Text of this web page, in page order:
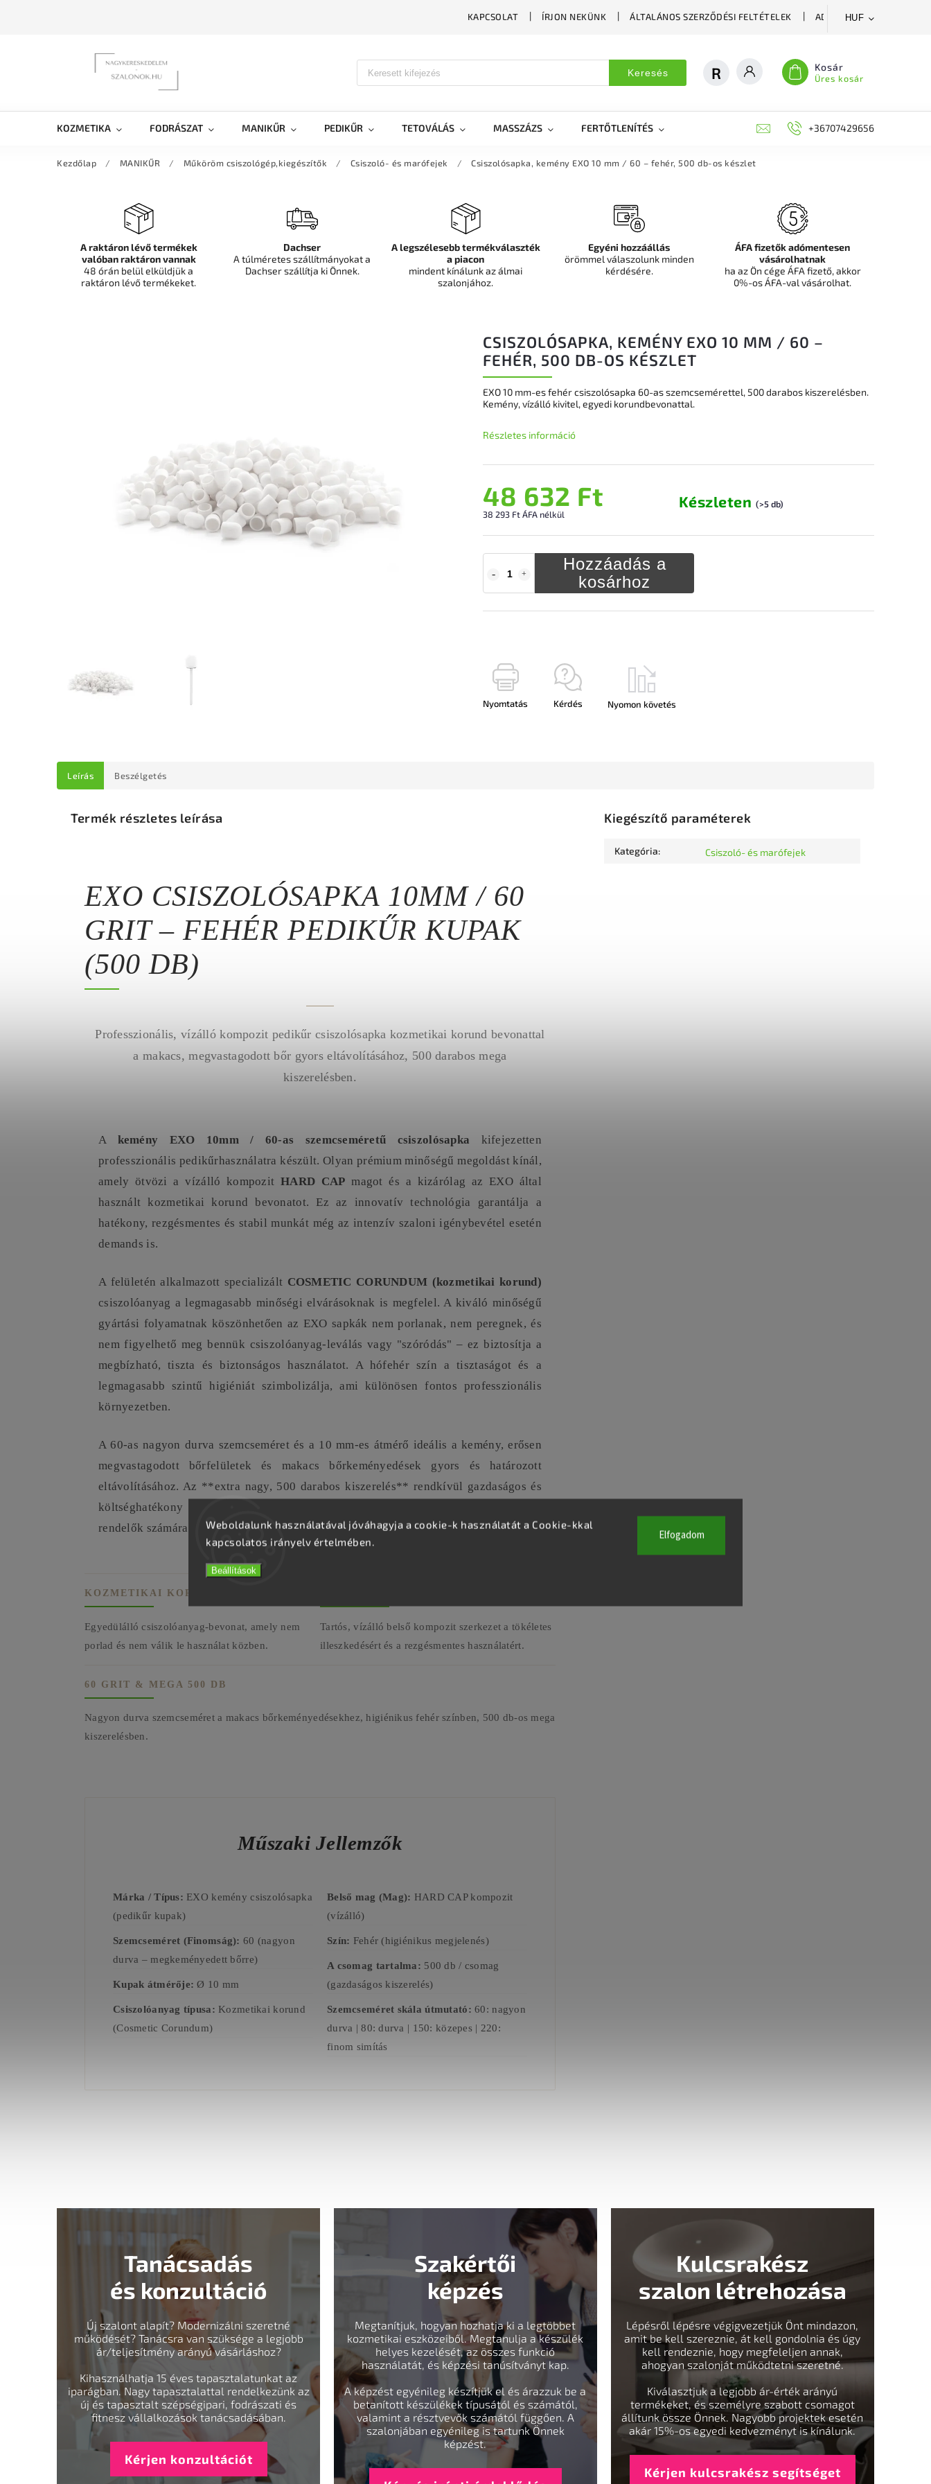
Weboldalunk használatával jóváhagyja a cookie-k használatát a Cookie-kkal
kapcsolatos irányelv értelmében.
Beállítások
Elfogadom
KAPCSOLAT ÍRJON NEKÜNK ÁLTALÁNOS SZERZŐDÉSI FELTÉTELEK ADATVÉDELMI
HUF
Keresés Kosár
Üres kosár
KOZMETIKA FODRÁSZAT MANIKŰR PEDIKŰR TETOVÁLÁS MASSZÁZS FERTŐTLENÍTÉS DEKORÁCIÓS FALPANEL, MŰNÖVÉNY FAL
+36707429656
Kezdőlap / MANIKŰR / Műköröm csiszológép,kiegészítők / Csiszoló- és marófejek / Csiszolósapka, kemény EXO 10 mm / 60 – fehér, 500 db-os készlet
CSISZOLÓSAPKA, KEMÉNY EXO 10 MM / 60 –
FEHÉR, 500 DB-OS KÉSZLET
48 632 Ft
38 293 Ft ÁFA nélkül
Készleten (>5 db)
Hozzáadás a
kosárhoz
EXO 10 mm-es fehér csiszolósapka 60-as szemcsemérettel, 500 darabos kiszerelésben.
Kemény, vízálló kivitel, egyedi korundbevonattal.
Részletes információ
Nyomtatás Kérdés Nyomon követés
A raktáron lévő termékek
valóban raktáron vannak
48 órán belül elküldjük a
raktáron lévő termékeket.
Dachser
A túlméretes szállítmányokat a
Dachser szállítja ki Önnek.
A legszélesebb termékválaszték
a piacon
mindent kínálunk az álmai
szalonjához.
Egyéni hozzáállás
örömmel válaszolunk minden
kérdésére.
ÁFA fizetők adómentesen
vásárolhatnak
ha az Ön cége ÁFA fizető, akkor
0%-os ÁFA-val vásárolhat.
Leírás Beszélgetés
Termék részletes leírása
EXO CSISZOLÓSAPKA 10MM / 60
GRIT – FEHÉR PEDIKŰR KUPAK
(500 DB)
Professzionális, vízálló kompozit pedikűr csiszolósapka kozmetikai korund bevonattal
a makacs, megvastagodott bőr gyors eltávolításához, 500 darabos mega
kiszerelésben.
A kemény EXO 10mm / 60-as szemcseméretű csiszolósapka kifejezetten
professzionális pedikűrhasználatra készült. Olyan prémium minőségű megoldást kínál,
amely ötvözi a vízálló kompozit HARD CAP magot és a kizárólag az EXO által
használt kozmetikai korund bevonatot. Ez az innovatív technológia garantálja a
hatékony, rezgésmentes és stabil munkát még az intenzív szaloni igénybevétel esetén
demands is.
A felületén alkalmazott specializált COSMETIC CORUNDUM (kozmetikai korund)
csiszolóanyag a legmagasabb minőségi elvárásoknak is megfelel. A kiváló minőségű
gyártási folyamatnak köszönhetően az EXO sapkák nem porlanak, nem peregnek, és
nem figyelhető meg bennük csiszolóanyag-leválás vagy "szóródás" – ez biztosítja a
megbízható, tiszta és biztonságos használatot. A hófehér szín a tisztaságot és a
legmagasabb szintű higiéniát szimbolizálja, ami különösen fontos professzionális
környezetben.
A 60-as nagyon durva szemcseméret és a 10 mm-es átmérő ideális a kemény, erősen
megvastagodott bőrfelületek és makacs bőrkeményedések gyors és határozott
eltávolításához. Az **extra nagy, 500 darabos kiszerelés** rendkívül gazdaságos és
költséghatékony választást jelent a nagy forgalmú szépségszalonok és podológiai
rendelők számára.
KOZMETIKAI KORUND
Egyedülálló csiszolóanyag-bevonat, amely nem
porlad és nem válik le használat közben.
Tartós, vízálló belső kompozit szerkezet a tökéletes
illeszkedésért és a rezgésmentes használatért.
60 GRIT & MEGA 500 DB
Nagyon durva szemcseméret a makacs bőrkeményedésekhez, higiénikus fehér színben, 500 db-os mega
kiszerelésben.
Műszaki Jellemzők
Márka / Típus: EXO kemény csiszolósapka
(pedikűr kupak)
Szemcseméret (Finomság): 60 (nagyon
durva – megkeményedett bőrre)
Kupak átmérője: Ø 10 mm
Csiszolóanyag típusa: Kozmetikai korund
(Cosmetic Corundum)
Belső mag (Mag): HARD CAP kompozit
(vízálló)
Szín: Fehér (higiénikus megjelenés)
A csomag tartalma: 500 db / csomag
(gazdaságos kiszerelés)
Szemcseméret skála útmutató: 60: nagyon
durva | 80: durva | 150: közepes | 220:
finom simítás
Kiegészítő paraméterek
Kategória: Csiszoló- és marófejek
Tanácsadás
és konzultáció
Új szalont alapít? Modernizálni szeretné
működését? Tanácsra van szüksége a legjobb
ár/teljesítmény arányú vásárláshoz?
Kihasználhatja 15 éves tapasztalatunkat az
iparágban. Nagy tapasztalattal rendelkezünk az
új és tapasztalt szépségipari, fodrászati és
fitnesz vállalkozások tanácsadásában.
Kérjen konzultációt
Szakértői
képzés
Megtanítjuk, hogyan hozhatja ki a legtöbbet
kozmetikai eszközeiből. Megtanulja a készülék
helyes kezelését, az összes funkció
használatát, és képzési tanúsítványt kap.
A képzést egyénileg készítjük el és árazzuk be a
betanított készülékek típusától és számától,
valamint a résztvevők számától függően. A
szalonjában egyénileg is tartunk Önnek
képzést.
Kulcsrakész
szalon létrehozása
Lépésről lépésre végigvezetjük Önt mindazon,
amit be kell szereznie, át kell gondolnia és úgy
kell rendeznie, hogy megfeleljen annak,
ahogyan szalonját működtetni szeretné.
Kiválasztjuk a legjobb ár-érték arányú
termékeket, és személyre szabott csomagot
állítunk össze Önnek. Nagyobb projektek esetén
akár 15%-os egyedi kedvezményt is kínálunk.
Kérjen kulcsrakész segítséget